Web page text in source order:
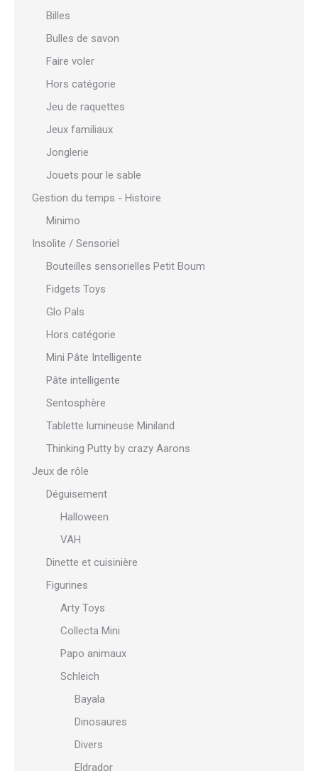
Billes
Bulles de savon
Faire voler
Hors catégorie
Jeu de raquettes
Jeux familiaux
Jonglerie
Jouets pour le sable
Gestion du temps - Histoire
Minimo
Insolite / Sensoriel
Bouteilles sensorielles Petit Boum
Fidgets Toys
Glo Pals
Hors catégorie
Mini Pâte Intelligente
Pâte intelligente
Sentosphère
Tablette lumineuse Miniland
Thinking Putty by crazy Aarons
Jeux de rôle
Déguisement
Halloween
VAH
Dinette et cuisinière
Figurines
Arty Toys
Collecta Mini
Papo animaux
Schleich
Bayala
Dinosaures
Divers
Eldrador